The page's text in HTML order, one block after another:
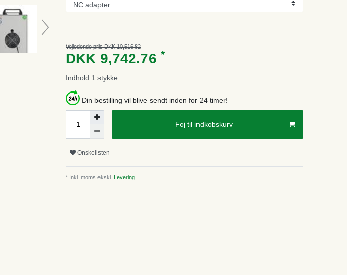
Vejledende pris DKK 10,516.82
DKK 9,742.76 *
Indhold 1 stykke
Din bestilling vil blive sendt inden for 24 timer!
Foj til indkobskurv
Onskelisten
* Inkl. moms ekskl. Levering